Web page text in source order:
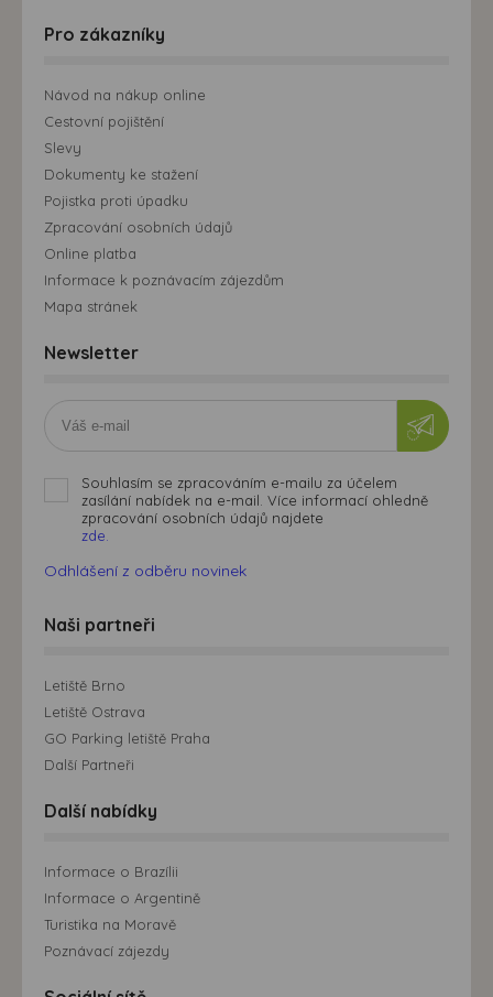
Pro zákazníky
Návod na nákup online
Cestovní pojištění
Slevy
Dokumenty ke stažení
Pojistka proti úpadku
Zpracování osobních údajů
Online platba
Informace k poznávacím zájezdům
Mapa stránek
Newsletter
Souhlasím se zpracováním e-mailu za účelem
zasílání nabídek na e-mail. Více informací ohledně
zpracování osobních údajů najdete
zde.
Odhlášení z odběru novinek
Naši partneři
Letiště Brno
Letiště Ostrava
GO Parking letiště Praha
Další Partneři
Další nabídky
Informace o Brazílii
Informace o Argentině
Turistika na Moravě
Poznávací zájezdy